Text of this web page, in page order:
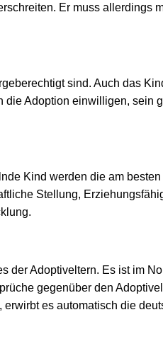
Er muss allerdings
sind. Auch das
die Adoption einwilligen, sein
Kind werden die am
Stellung,
der Adoptiveltern. Es ist im
gegenüber den
es automatisch die